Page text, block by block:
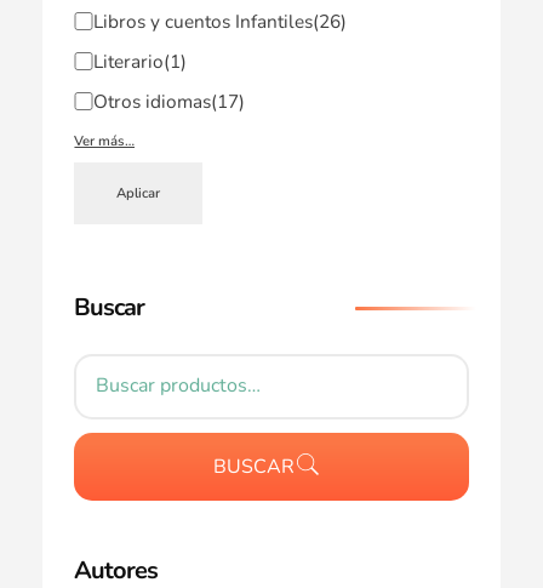
Libros y cuentos Infantiles(26)
Literario(1)
Otros idiomas(17)
Ver más…
Aplicar
Buscar
BUSCAR
Autores